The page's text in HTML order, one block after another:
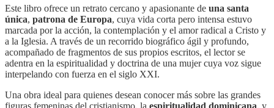
Este libro ofrece un retrato cercano y apasionante de una santa
única, patrona de Europa, cuya vida corta pero intensa estuvo
marcada por la acción, la contemplación y el amor radical a Cristo y
a la Iglesia. A través de un recorrido biográfico ágil y profundo,
acompañado de fragmentos de sus propios escritos, el lector se
adentra en la espiritualidad y doctrina de una mujer cuya voz sigue
interpelando con fuerza en el siglo XXI.
Una obra ideal para quienes desean conocer más sobre las grandes